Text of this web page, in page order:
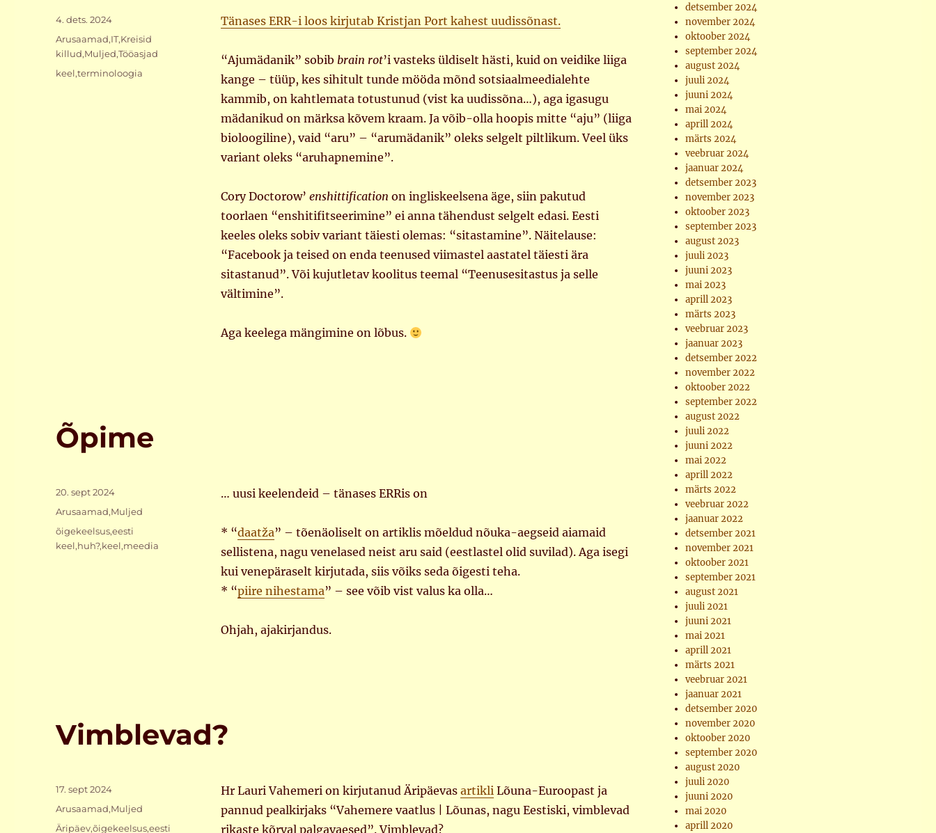
Tänases ERR-i loos kirjutab Kristjan Port kahest uudissõnast.
“Ajumädanik” sobib brain rot’i vasteks üldiselt hästi, kuid on veidike liiga
kange – tüüp, kes sihitult tunde mööda mõnd sotsiaalmeedialehte
kammib, on kahtlemata totustunud (vist ka uudissõna…), aga igasugu
mädanikud on märksa kõvem kraam. Ja võib-olla hoopis mitte “aju” (liiga
bioloogiline), vaid “aru” – “arumädanik” oleks selgelt piltlikum. Veel üks
variant oleks “aruhapnemine”.
Cory Doctorow’ enshittification on ingliskeelsena äge, siin pakutud
toorlaen “enshitifitseerimine” ei anna tähendust selgelt edasi. Eesti
keeles oleks sobiv variant täiesti olemas: “sitastamine”. Näitelause:
“Facebook ja teised on enda teenused viimastel aastatel täiesti ära
sitastanud”. Või kujutletav koolitus teemal “Teenusesitastus ja selle
vältimine”.
Aga keelega mängimine on lõbus.
Postitatud
4. dets. 2024
Rubriigid
Arusaamad,IT,Kreisid
killud,Muljed,Tööasjad
Sildid
keel,terminoloogia
Õpime
… uusi keelendeid – tänases ERRis on
* “daatža” – tõenäoliselt on artiklis mõeldud nõuka-aegseid aiamaid
sellistena, nagu venelased neist aru said (eestlastel olid suvilad). Aga isegi
kui venepäraselt kirjutada, siis võiks seda õigesti teha.
* “piire nihestama” – see võib vist valus ka olla…
Ohjah, ajakirjandus.
Postitatud
20. sept 2024
Rubriigid
Arusaamad,Muljed
Sildid
õigekeelsus,eesti
keel,huh?,keel,meedia
Vimblevad?
Hr Lauri Vahemeri on kirjutanud Äripäevas artikliLõuna-Euroopast ja
pannud pealkirjaks “Vahemere vaatlus | Lõunas, nagu Eestiski, vimblevad
rikaste kõrval palgavaesed”. Vimblevad?
Postitatud
17. sept 2024
Rubriigid
Arusaamad,Muljed
Sildid
Äripäev,õigekeelsus,eesti
detsember 2024
november 2024
oktoober 2024
september 2024
august 2024
juuli 2024
juuni 2024
mai 2024
aprill 2024
märts 2024
veebruar 2024
jaanuar 2024
detsember 2023
november 2023
oktoober 2023
september 2023
august 2023
juuli 2023
juuni 2023
mai 2023
aprill 2023
märts 2023
veebruar 2023
jaanuar 2023
detsember 2022
november 2022
oktoober 2022
september 2022
august 2022
juuli 2022
juuni 2022
mai 2022
aprill 2022
märts 2022
veebruar 2022
jaanuar 2022
detsember 2021
november 2021
oktoober 2021
september 2021
august 2021
juuli 2021
juuni 2021
mai 2021
aprill 2021
märts 2021
veebruar 2021
jaanuar 2021
detsember 2020
november 2020
oktoober 2020
september 2020
august 2020
juuli 2020
juuni 2020
mai 2020
aprill 2020